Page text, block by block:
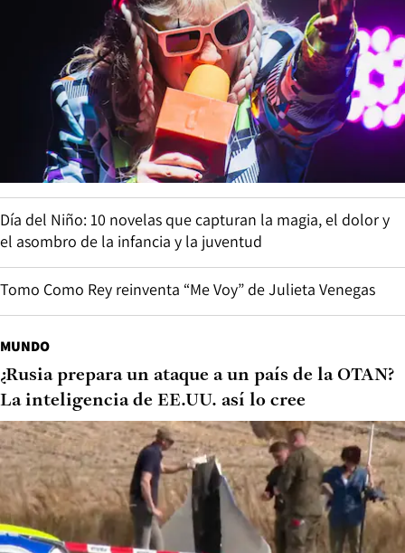
Día del Niño: 10 novelas que capturan la magia, el dolor y
el asombro de la infancia y la juventud
Tomo Como Rey reinventa “Me Voy” de Julieta Venegas
MUNDO
¿Rusia prepara un ataque a un país de la OTAN?
La inteligencia de EE.UU. así lo cree